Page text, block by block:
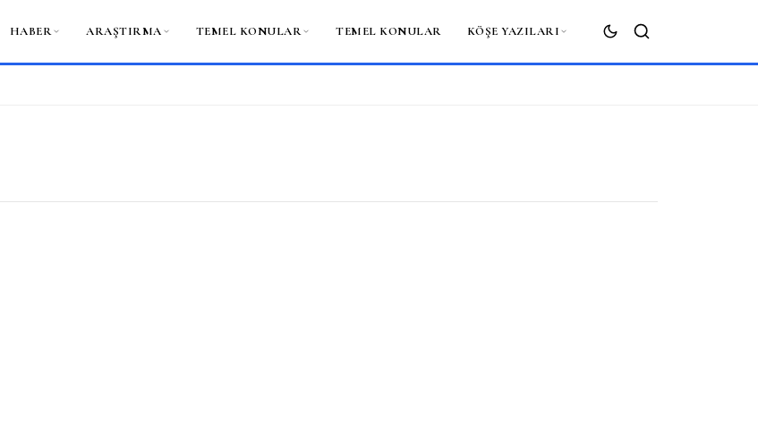
HABER ARAŞTIRMA TEMEL KONULAR TEMEL KONULAR KÖŞE YAZILARI
ARA